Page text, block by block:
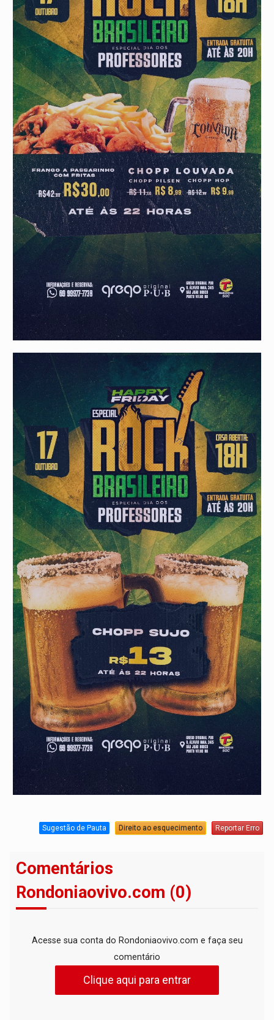
Sugestão de Pauta Direito ao esquecimento Reportar Erro
Comentários
Rondoniaovivo.com (0)
Acesse sua conta do Rondoniaovivo.com e faça seu
comentário
Clique aqui para entrar